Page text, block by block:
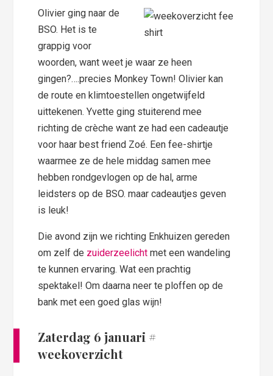
Olivier ging naar de
BSO. Het is te
grappig voor
woorden, want weet je waar ze heen
gingen?….precies Monkey Town! Olivier kan
de route en klimtoestellen ongetwijfeld
uittekenen. Yvette ging stuiterend mee
richting de crèche want ze had een cadeautje
voor haar best friend Zoé. Een fee-shirtje
waarmee ze de hele middag samen mee
hebben rondgevlogen op de hal, arme
leidsters op de BSO. maar cadeautjes geven
is leuk!
Die avond zijn we richting Enkhuizen gereden
om zelf de zuiderzeelicht met een wandeling
te kunnen ervaring. Wat een prachtig
spektakel! Om daarna neer te ploffen op de
bank met een goed glas wijn!
Zaterdag 6 januari #
weekoverzicht